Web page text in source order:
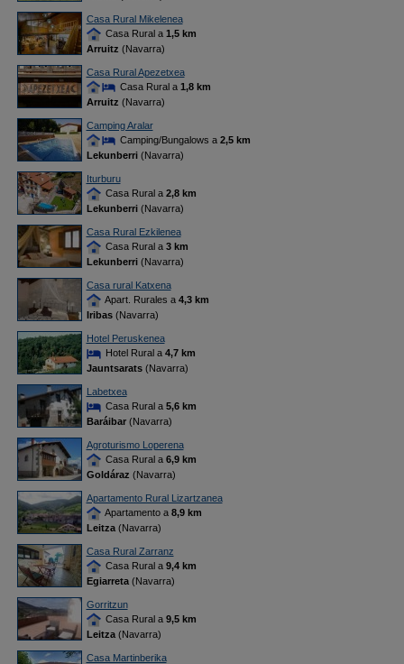
Casa Rural Mikelenea
Casa Rural a 1,5 km
Arruitz (Navarra)
Casa Rural Apezetxea
Casa Rural a 1,8 km
Arruitz (Navarra)
Camping Aralar
Camping/Bungalows a 2,5 km
Lekunberri(Navarra)
Iturburu
Casa Rural a 2,8 km
Lekunberri(Navarra)
Casa Rural Ezkilenea
Casa Rural a 3 km
Lekunberri(Navarra)
Casa rural Katxena
Apart. Rurales a 4,3 km
Iribas(Navarra)
Hotel Peruskenea
Hotel Rural a 4,7 km
Jauntsarats(Navarra)
Labetxea
Casa Rural a 5,6 km
Baráibar(Navarra)
Agroturismo Loperena
Casa Rural a 6,9 km
Goldáraz (Navarra)
Apartamento Rural Lizartzanea
Apartamento a 8,9 km
Leitza(Navarra)
Casa Rural Zarranz
Casa Rural a 9,4 km
Egiarreta(Navarra)
Gorritzun
Casa Rural a 9,5 km
Leitza(Navarra)
Casa Martinberika